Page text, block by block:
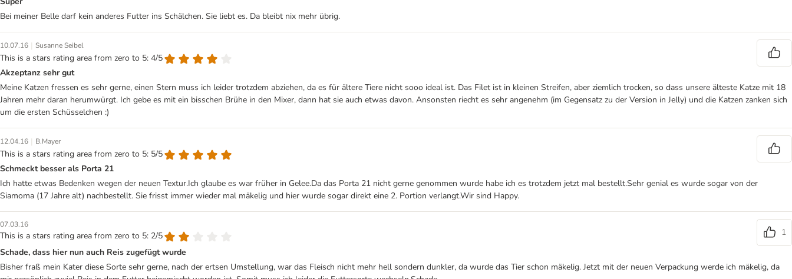
Bei meiner Belle darf kein anderes Futter ins Schälchen. Sie liebt es. Da bleibt nix mehr übrig.
10.07.16 | Susanne Seibel
This is a stars rating area from zero to 5: 4/5
Akzeptanz sehr gut
Meine Katzen fressen es sehr gerne, einen Stern muss ich leider trotzdem abziehen, da es für ältere Tiere nicht sooo ideal ist. Das Filet ist in kleinen Streifen, aber ziemlich trocken, so dass unsere älteste Katze mit 18
Jahren mehr daran herumwürgt. Ich gebe es mit ein bisschen Brühe in den Mixer, dann hat sie auch etwas davon. Ansonsten riecht es sehr angenehm (im Gegensatz zu der Version in Jelly) und die Katzen zanken sich
um die ersten Schüsselchen :)
12.04.16 | B.Mayer
This is a stars rating area from zero to 5: 5/5
Schmeckt besser als Porta 21
Ich hatte etwas Bedenken wegen der neuen Textur.Ich glaube es war früher in Gelee.Da das Porta 21 nicht gerne genommen wurde habe ich es trotzdem jetzt mal bestellt.Sehr genial es wurde sogar von der
Siamoma (17 Jahre alt) nachbestellt. Sie frisst immer wieder mal mäkelig und hier wurde sogar direkt eine 2. Portion verlangt.Wir sind Happy.
07.03.16
This is a stars rating area from zero to 5: 2/5
1
Schade, dass hier nun auch Reis zugefügt wurde
Bisher fraß mein Kater diese Sorte sehr gerne, nach der ertsen Umstellung, war das Fleisch nicht mehr hell sondern dunkler, da wurde das Tier schon mäkelig. Jetzt mit der neuen Verpackung werde ich mäkelig, da